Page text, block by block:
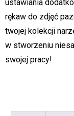
ustawiania
rękaw do zdjęć
twojej kolekcji
w stworzeniu
swojej pracy!